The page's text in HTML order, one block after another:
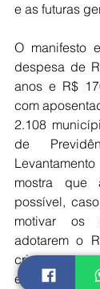
e as futuras
O manifesto
despesa de
anos e R$
com
2.108
de
mostra que
possível,
motivar os
adotarem o
criarem um
estima